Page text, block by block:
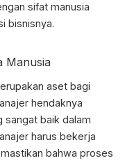
sifat manusia
bisnisnya.
Manusia
aset bagi
hendaknya
sangat baik dalam
harus bekerja
bahwa proses